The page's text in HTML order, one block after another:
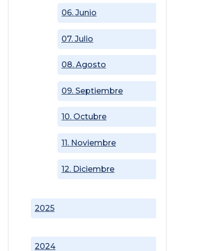
2024
2025
06. Junio
07. Julio
08. Agosto
09. Septiembre
10. Octubre
11. Noviembre
12. Diciembre